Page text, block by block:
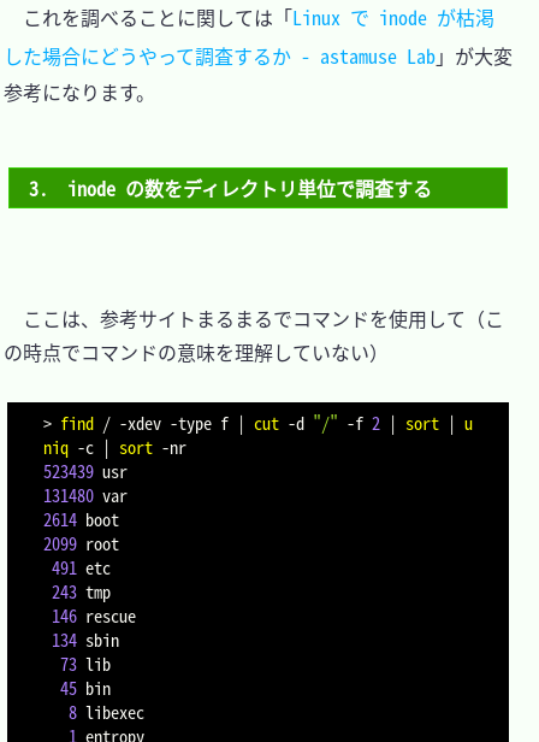
これを調べることに関しては「Linux で inode が枯渇
した場合にどうやって調査するか - astamuse Lab」が大変
参考になります。
3.　inode の数をディレクトリ単位で調査する
ここは、参考サイトまるまるでコマンドを使用して（こ
の時点でコマンドの意味を理解していない）
> find / -xdev -type f | cut -d "/" -f 2 | sort | u
niq -c | sort -nr
523439
131480
2614
2099 root
491 etc
243 tmp
146 rescue
134 sbin
73 lib
45 bin
8 libexec
1 entropy